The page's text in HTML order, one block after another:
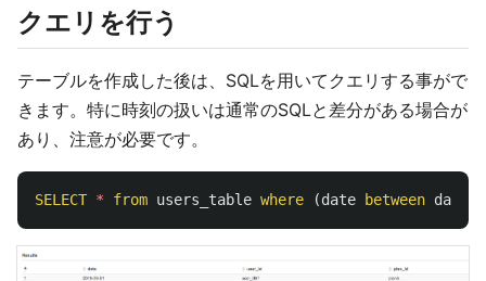
クエリを行う
テーブルを作成した後は、SQLを用いてクエリする事がで
きます。特に時刻の扱いは通常のSQLと差分がある場合が
あり、注意が必要です。
SELECT * from users_table where (date between date